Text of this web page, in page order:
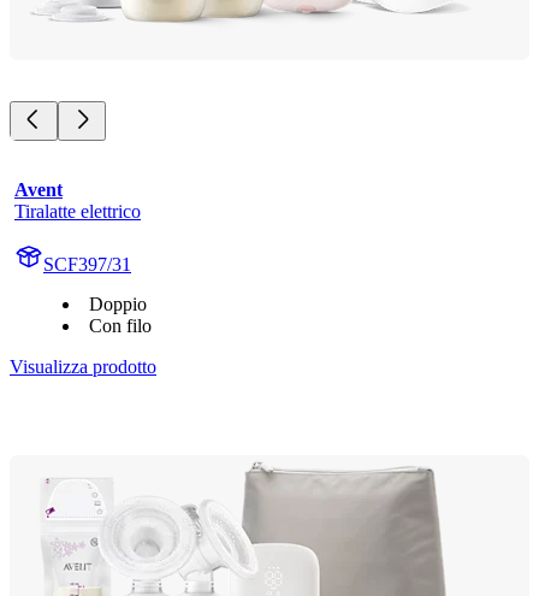
Avent
Tiralatte elettrico
SCF397/31
Doppio
Con filo
Visualizza prodotto